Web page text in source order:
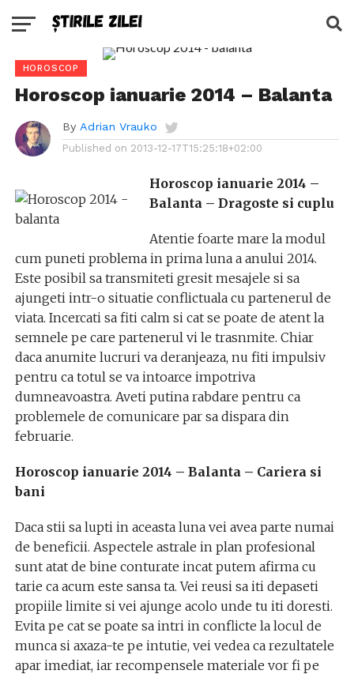
HOROSCOP
Horoscop ianuarie 2014 – Balanta
By Adrian Vrauko
Published on 2013-12-17T15:25:18+02:00
Horoscop ianuarie 2014 –
Balanta – Dragoste si cuplu
Atentie foarte mare la modul
cum puneti problema in prima luna a anului 2014.
Este posibil sa transmiteti gresit mesajele si sa
ajungeti intr-o situatie conflictuala cu partenerul de
viata. Incercati sa fiti calm si cat se poate de atent la
semnele pe care partenerul vi le trasnmite. Chiar
daca anumite lucruri va deranjeaza, nu fiti impulsiv
pentru ca totul se va intoarce impotriva
dumneavoastra. Aveti putina rabdare pentru ca
problemele de comunicare par sa dispara din
februarie.
Horoscop ianuarie 2014 – Balanta – Cariera si
bani
Daca stii sa lupti in aceasta luna vei avea parte numai
de beneficii. Aspectele astrale in plan profesional
sunt atat de bine conturate incat putem afirma cu
tarie ca acum este sansa ta. Vei reusi sa iti depaseti
propiile limite si vei ajunge acolo unde tu iti doresti.
Evita pe cat se poate sa intri in conflicte la locul de
munca si axaza-te pe intutie, vei vedea ca rezultatele
apar imediat, iar recompensele materiale vor fi pe